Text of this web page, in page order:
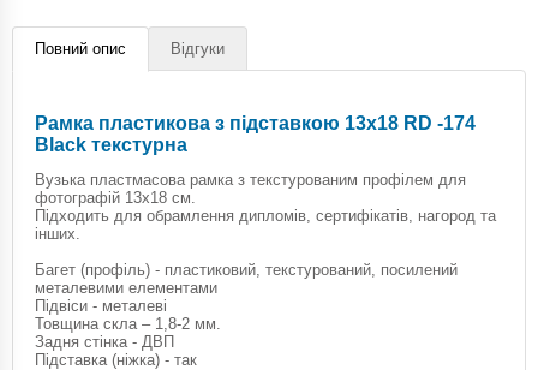
Повний опис Відгуки
Рамка пластикова з підставкою 13х18 RD -174
Black текстурна
Вузька пластмасова рамка з текстурованим профілем для
фотографій 13х18 см.
Підходить для обрамлення дипломів, сертифікатів, нагород та
інших.
Багет (профіль) - пластиковий, текстурований, посилений
металевими елементами
Підвіси - металеві
Товщина скла – 1,8-2 мм.
Задня стінка - ДВП
Підставка (ніжка) - так